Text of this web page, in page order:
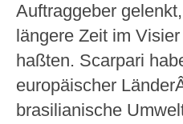
Auftraggeber
längere Zeit im
haßten. Scarpari
europäischer
brasilianische